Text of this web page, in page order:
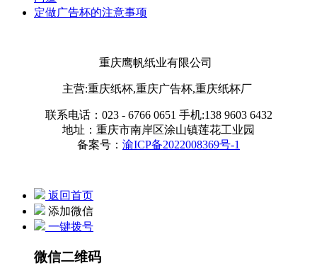
定做广告杯的注意事项
重庆鹰帆纸业有限公司
主营:重庆纸杯,重庆广告杯,重庆纸杯厂
联系电话：023 - 6766 0651 手机:138 9603 6432
地址：重庆市南岸区涂山镇莲花工业园
备案号： 渝ICP备2022008369号-1
返回首页
添加微信
一键拨号
微信二维码